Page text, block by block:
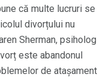
că multe lucruri se
divorțului nu
Sherman, psiholog
este abandonul
de atașament